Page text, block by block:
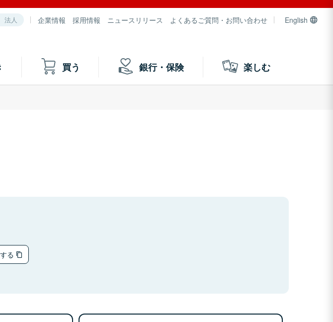
法人 企業情報 採用情報 ニュースリリース よくあるご質問・お問い合わせ English
買う 銀行・保険 楽しむ
る